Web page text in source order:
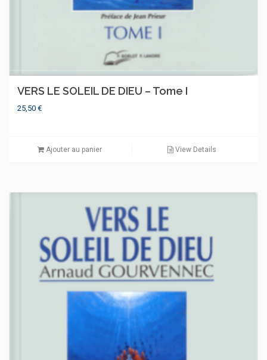
VERS LE SOLEIL DE DIEU – Tome I
25,50 €
Ajouter au panier View Details